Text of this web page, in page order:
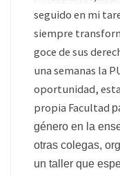
seguido en mi
siempre
goce de sus
una semanas la
oportunidad,
propia Facultad
género en la
otras colegas,
un taller que